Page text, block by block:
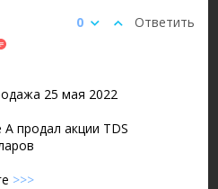
Ответить
0
25 мая 2022
продал акции TDS
>>>